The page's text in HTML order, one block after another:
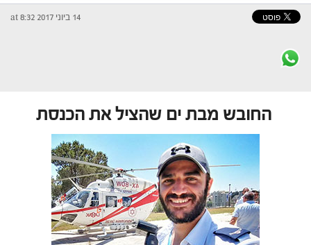
14 ביוני 2017 at 8:32
החובש מבת ים שהציל את הכנסת